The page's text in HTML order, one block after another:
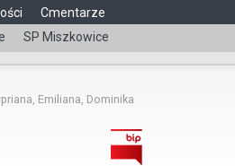
SP Miszkowice
Cmentarze
čeština
Emiliana, Dominika